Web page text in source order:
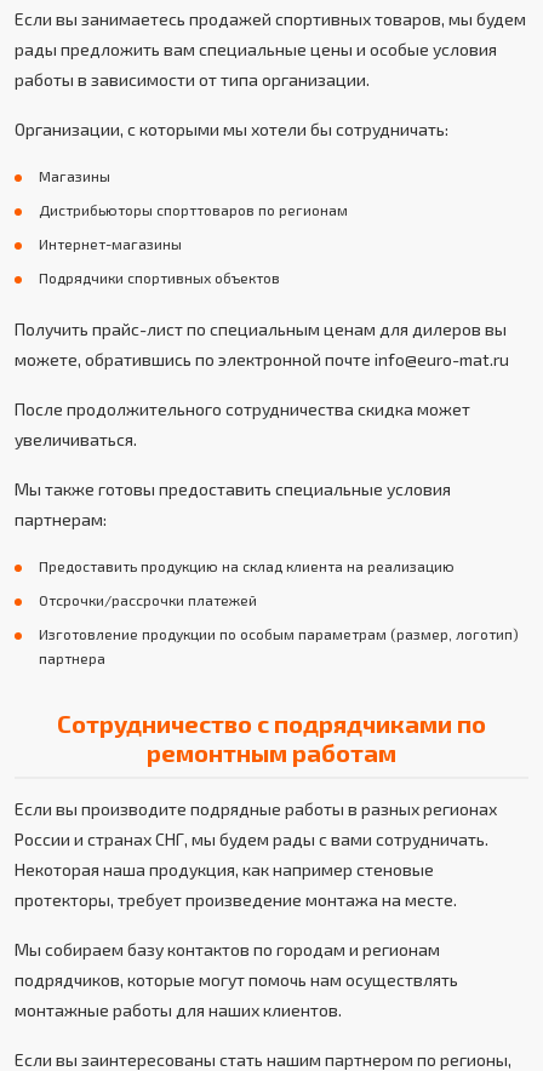
Если вы занимаетесь продажей спортивных товаров, мы будем
рады предложить вам специальные цены и особые условия
работы в зависимости от типа организации.
Организации, с которыми мы хотели бы сотрудничать:
Магазины
Дистрибьюторы спорттоваров по регионам
Интернет-магазины
Подрядчики спортивных объектов
Получить прайс-лист по специальным ценам для дилеров вы
можете, обратившись по электронной почте info@euro-mat.ru
После продолжительного сотрудничества скидка может
увеличиваться.
Мы также готовы предоставить специальные условия
партнерам:
Предоставить продукцию на склад клиента на реализацию
Отсрочки/рассрочки платежей
Изготовление продукции по особым параметрам (размер, логотип)
партнера
Сотрудничество с подрядчиками по
ремонтным работам
Если вы производите подрядные работы в разных регионах
России и странах СНГ, мы будем рады с вами сотрудничать.
Некоторая наша продукция, как например стеновые
протекторы, требует произведение монтажа на месте.
Мы собираем базу контактов по городам и регионам
подрядчиков, которые могут помочь нам осуществлять
монтажные работы для наших клиентов.
Если вы заинтересованы стать нашим партнером по регионы,